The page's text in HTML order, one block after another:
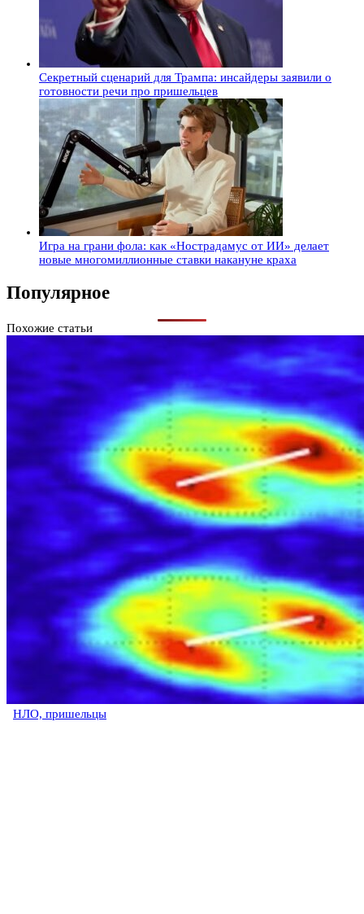
Секретный сценарий для Трампа: инсайдеры заявили о
готовности речи про пришельцев
Игра на грани фола: как «Нострадамус от ИИ» делает
новые многомиллионные ставки накануне краха
Популярное
Похожие статьи
НЛО, пришельцы